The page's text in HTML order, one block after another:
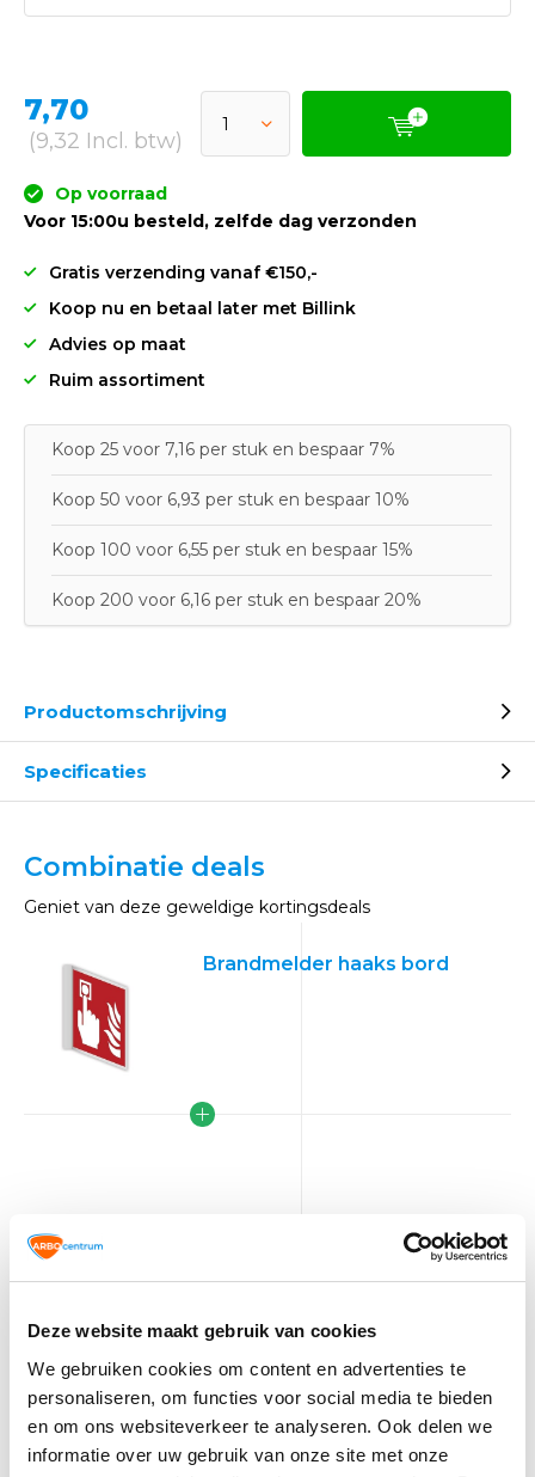
Deze website maakt gebruik van cookies
We gebruiken cookies om content en advertenties te
personaliseren, om functies voor social media te bieden
en om ons websiteverkeer te analyseren. Ook delen we
informatie over uw gebruik van onze site met onze
7,70
(9,32 Incl. btw)
Op voorraad
Voor 15:00u besteld, zelfde dag verzonden
Gratis verzending vanaf €150,-
Koop nu en betaal later met Billink
Advies op maat
Ruim assortiment
Koop 25 voor 7,16 per stuk en bespaar 7%
Koop 50 voor 6,93 per stuk en bespaar 10%
Koop 100 voor 6,55 per stuk en bespaar 15%
Koop 200 voor 6,16 per stuk en bespaar 20%
Productomschrijving
Specificaties
Combinatie deals
Geniet van deze geweldige kortingsdeals
Brandmelder haaks bord
VCA
Veiligheidspictogrammen
Normaal:
7,70
Je bespaart: (0% Korting)
TIP!